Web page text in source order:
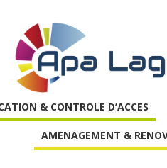
& CONTROLE D’ACCES
AMENAGEMENT &